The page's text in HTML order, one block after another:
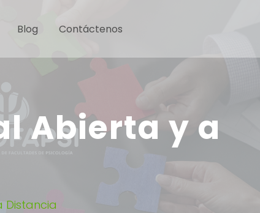
Blog Contáctenos
Abierta y a
Distancia